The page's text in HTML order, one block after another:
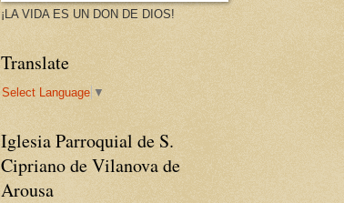
¡LA VIDA ES UN DON DE DIOS!
Translate
Select Language ▼
Iglesia Parroquial de S.
Cipriano de Vilanova de
Arousa